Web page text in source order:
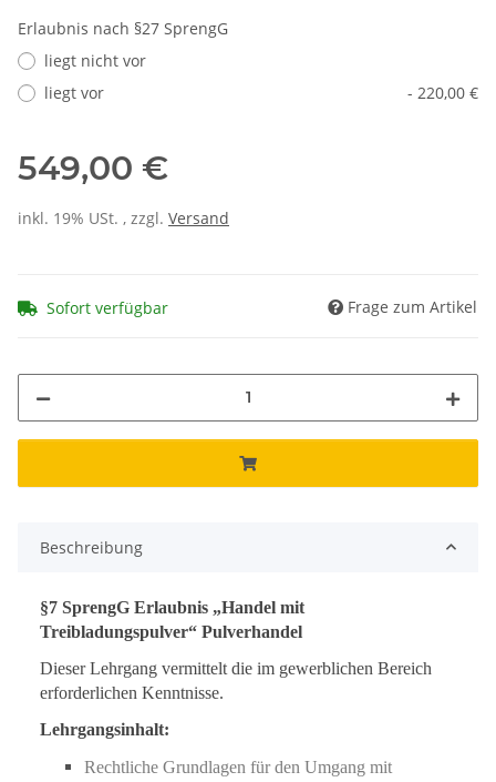
Erlaubnis nach §27 SprengG
liegt nicht vor
liegt vor
- 220,00 €
549,00 €
inkl. 19% USt. , zzgl. Versand
Sofort verfügbar Frage zum Artikel
Beschreibung
§7 SprengG Erlaubnis „Handel mit
Treibladungspulver“ Pulverhandel
Dieser Lehrgang vermittelt die im gewerblichen Bereich
erforderlichen Kenntnisse.
Lehrgangsinhalt:
Rechtliche Grundlagen für den Umgang mit